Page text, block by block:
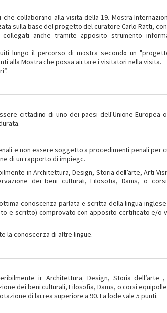
collaborano alla visita della 19. Mostra
sulla base del progetto del curatore Carlo Ratti,
anche tramite apposito strumento
lungo il percorso di mostra secondo un
alla Mostra che possa aiutare i visitatori nella visita.
cittadino di uno dei paesi dell'Unione Europea
e non essere soggetto a procedimenti penali per
di un rapporto di impiego.
in Architettura, Design, Storia dell’arte, Arti
dei beni culturali, Filosofia, Dams, o
conoscenza parlata e scritta della lingua
e scritto) comprovato con apposito certificato e/o
la conoscenza di altre lingue.
in Architettura, Design, Storia dell’arte
dei beni culturali, Filosofia, Dams, o corsi
di laurea superiore a 90. La lode vale 5 punti.